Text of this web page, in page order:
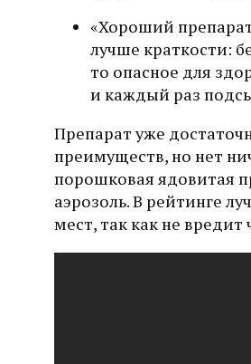
«Хороший
лучше краткости:
то опасное для
и каждый раз
Препарат уже
преимуществ, но нет
порошковая ядовитая
аэрозоль. В рейтинге
мест, так как не